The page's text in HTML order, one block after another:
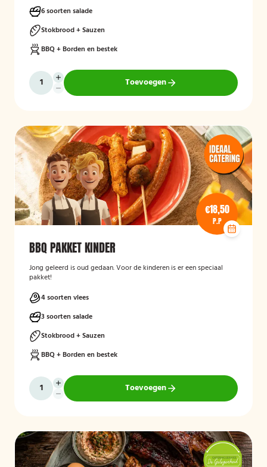
6 soorten salade
Stokbrood + Sauzen
BBQ + Borden en bestek
Toevoegen
€18,50
P.P
BBQ PAKKET KINDER
Jong geleerd is oud gedaan. Voor de kinderen is er een speciaal
pakket!
4 soorten vlees
3 soorten salade
Stokbrood + Sauzen
BBQ + Borden en bestek
Toevoegen